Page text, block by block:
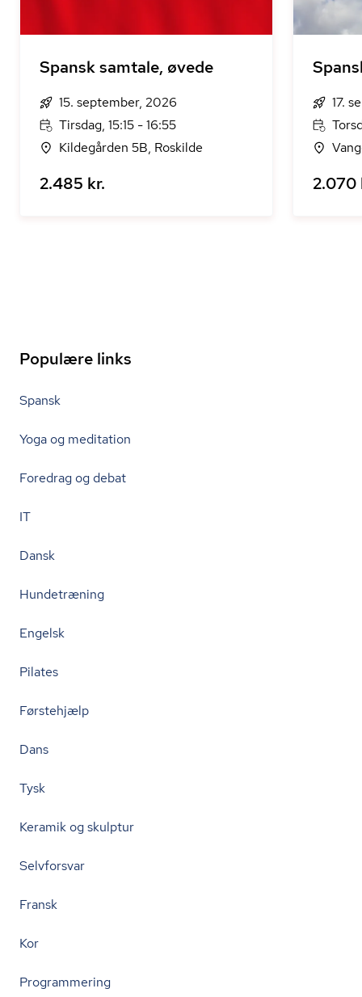
Spansk samtale, øvede
15. september, 2026
Tirsdag, 15:15 - 16:55
Kildegården 5B, Roskilde
2.485 kr.
17.
2.070
Populære links
Spansk
Yoga og meditation
Foredrag og debat
IT
Dansk
Hundetræning
Engelsk
Pilates
Førstehjælp
Dans
Tysk
Keramik og skulptur
Selvforsvar
Fransk
Kor
Programmering